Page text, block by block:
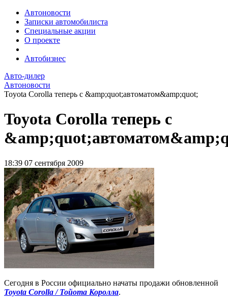
Автоновости
Записки автомобилиста
Специальные акции
О проекте
Автобизнес
Авто-дилер
Автоновости
Toyota Corolla теперь с &amp;quot;автоматом&amp;quot;
Toyota Corolla теперь с
18:39 07 сентября 2009
Сегодня в России официально начаты продажи обновленной
Toyota Corolla / Тойота Королла.